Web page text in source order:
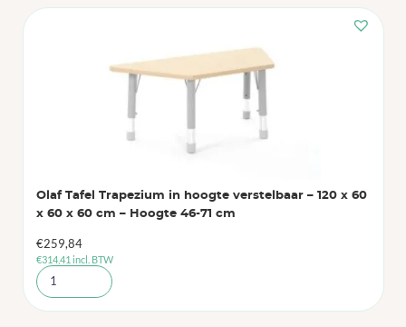
Olaf Tafel Trapezium in hoogte verstelbaar – 120 x 60
x 60 x 60 cm – Hoogte 46-71 cm
€259,84
€314,41 incl. BTW